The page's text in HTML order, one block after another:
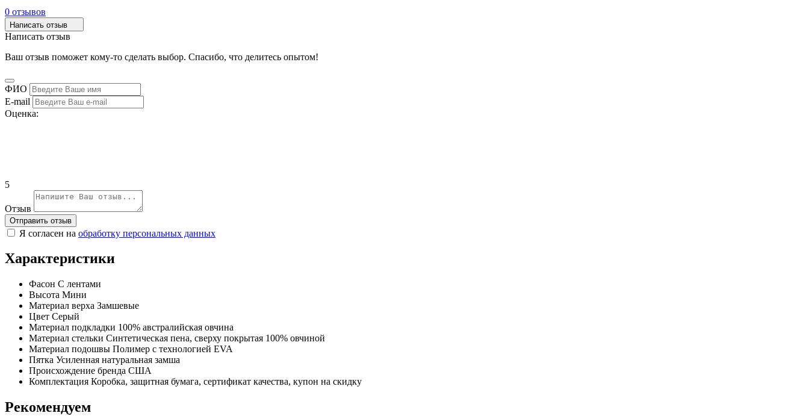
0 отзывов
Написать отзыв
Написать отзыв
Ваш отзыв поможет кому-то сделать выбор. Спасибо, что делитесь опытом!
ФИО
E-mail
Оценка:
5
Отзыв
Отправить отзыв
Я согласен на обработку персональных данных
Характеристики
Фасон С лентами
Высота Мини
Материал верха Замшевые
Цвет Серый
Материал подкладки 100% австралийская овчина
Материал стельки Синтетическая пена, сверху покрытая 100% овчиной
Материал подошвы Полимер с технологией EVA
Пятка Усиленная натуральная замша
Происхождение бренда США
Комплектация Коробка, защитная бумага, сертификат качества, купон на скидку
Рекомендуем